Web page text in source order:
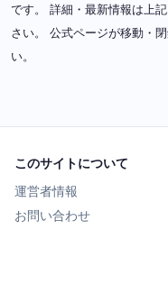
です。 詳細・最新情報は上
さい。 公式ページが移動・
い。
このサイトについて
運営者情報
お問い合わせ